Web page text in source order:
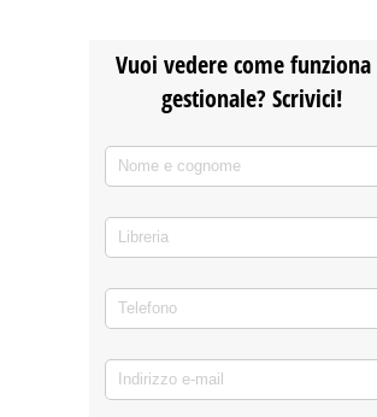
Vuoi vedere come
gestionale? Scrivici!
Nome e cognome
Libreria
Telefono
Indirizzo e-mail(richiesto)